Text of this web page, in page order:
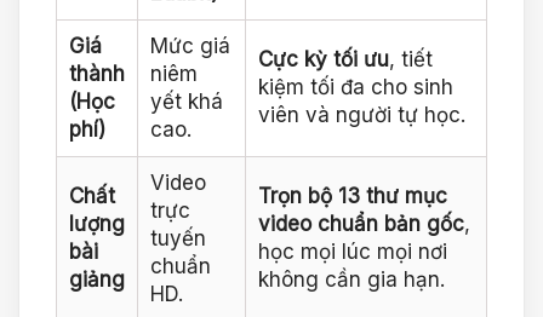
Giá
thành
(Học
phí)
Mức giá
niêm
yết khá
cao.
Cực kỳ tối ưu, tiết
kiệm tối đa cho sinh
viên và người tự học.
Chất
lượng
bài
giảng
Video
trực
tuyến
chuẩn
HD.
Trọn bộ 13 thư mục
video chuẩn bản gốc,
học mọi lúc mọi nơi
không cần gia hạn.